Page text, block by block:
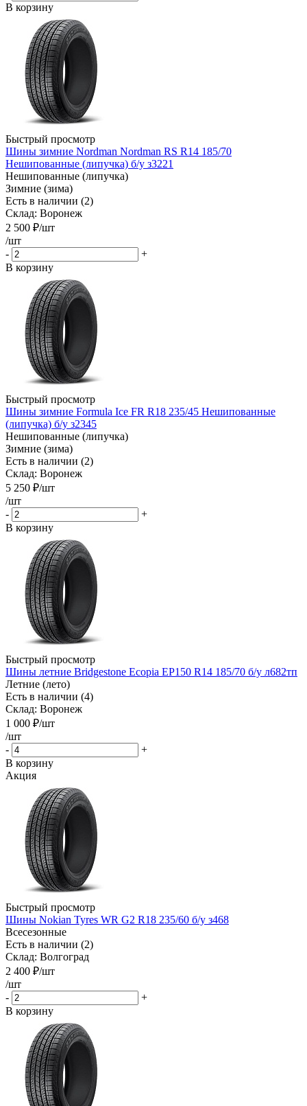
В корзину
Быстрый просмотр
Шины зимние Nordman Nordman RS R14 185/70
Нешипованные (липучка) б/у з3221
Нешипованные (липучка)
Зимние (зима)
Есть в наличии (2)
Склад: Воронеж
2 500 ₽/шт
/шт
-
+
В корзину
Быстрый просмотр
Шины зимние Formula Ice FR R18 235/45 Нешипованные
(липучка) б/у з2345
Нешипованные (липучка)
Зимние (зима)
Есть в наличии (2)
Склад: Воронеж
5 250 ₽/шт
/шт
-
+
В корзину
Быстрый просмотр
Шины летние Bridgestone Ecopia EP150 R14 185/70 б/у л682тп
Летние (лето)
Есть в наличии (4)
Склад: Воронеж
1 000 ₽/шт
/шт
-
+
В корзину
Акция
Быстрый просмотр
Шины Nokian Tyres WR G2 R18 235/60 б/у з468
Всесезонные
Есть в наличии (2)
Склад: Волгоград
2 400 ₽/шт
/шт
-
+
В корзину